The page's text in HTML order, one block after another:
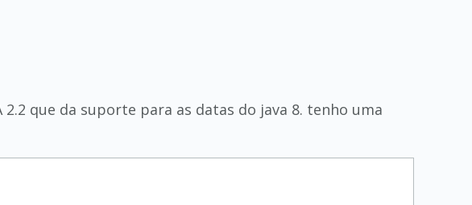
que da suporte para as datas do java 8. tenho uma